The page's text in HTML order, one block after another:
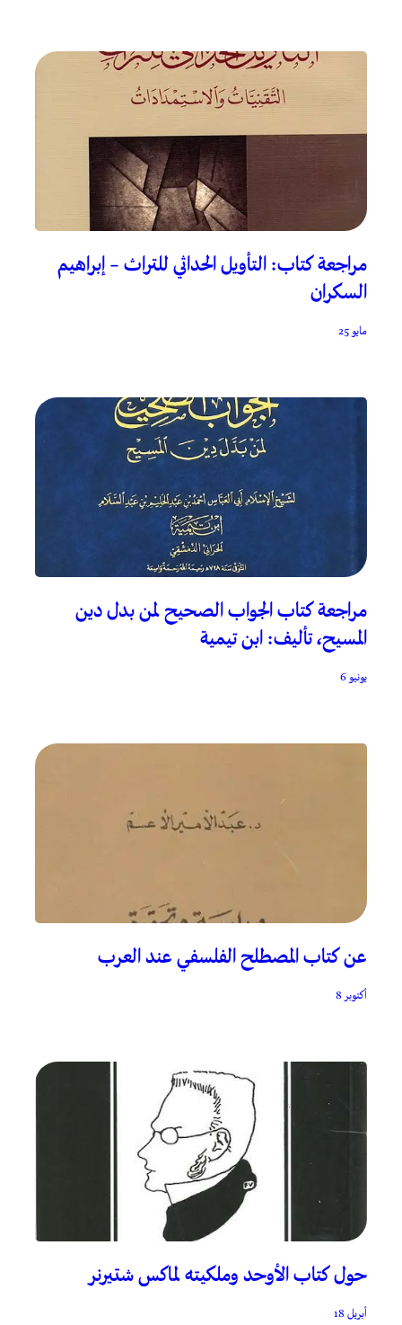
مراجعة كتاب: التأويل الحداثي للتراث – إبراهيم
السكران
مايو 25
مراجعة كتاب الجواب الصحيح لمن بدل دين
المسيح، تأليف: ابن تيمية
يونيو 6
عن كتاب المصطلح الفلسفي عند العرب
أكتوبر 8
حول كتاب الأوحد وملكيته لماكس شتيرنر
أبريل 18